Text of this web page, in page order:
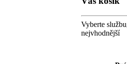
Vyberte
nejvhodnější